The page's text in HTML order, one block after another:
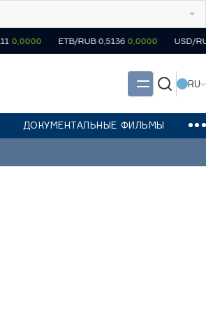
ETB/RUB 0,5136 0,0000 USD/RUB 82,1665
RU
ДОКУМЕНТАЛЬНЫЕ ФИЛЬМЫ